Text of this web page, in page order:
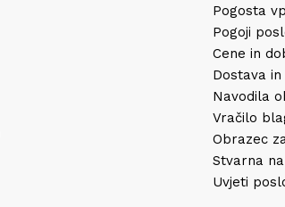
Pogosta
Pogoji
Cene in
Dostava
Navodila
Vračilo
Obrazec
Stvarna
Uvjeti